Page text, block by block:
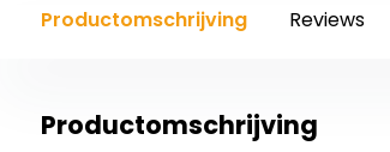
Productomschrijving Reviews
Productomschrijving